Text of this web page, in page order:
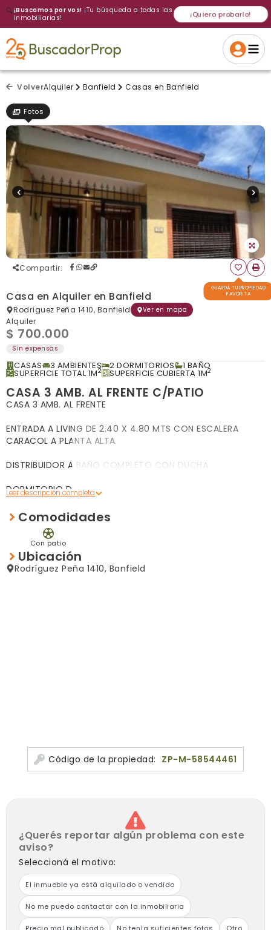
🔍¡Buscamos por vos! ¡Tu búsqueda a todas las
inmobiliarias!
¡Quiero probarlo!
Cancelar Si, eliminar
Gracias
Volver a intentar
VolverAlquiler Banfield Casas en Banfield
Fotos
Compartir:
GUARDÁ TU PROPIEDAD
FAVORITA
Casa en Alquiler en Banfield
Rodríguez Peña 1410, Banfield Ver en mapa
Alquiler
$ 700.000
Sin expensas
CASAS 3 AMBIENTES 2 DORMITORIOS 1 BAÑO
SUPERFICIE TOTAL 1M2 SUPERFICIE CUBIERTA 1M2
CASA 3 AMB. AL FRENTE C/PATIO
CASA 3 AMB. AL FRENTE
ENTRADA A LIVING DE 2.40 X 4.80 MTS CON ESCALERA
CARACOL A PLANTA ALTA
DISTRIBUIDOR A BAÑO COMPLETO CON DUCHA
DORMITORIO DE 3.15 X 3.60 MTS. AL FRENTE
COCINA-COMEDOR DE 5.70 X 2.80 MTS. CON BAJO Y
SOBRE MESADA DE MADERA (SIN ARTEFACTO DE COCINA)
PATIO DE 5.80 X 3.30 MTS. CON LAVADERO SEMICUBIERTO Y
TERMOTANQUE, ESCALERA DE ACCESO A TERRAZA.
Comodidades
Con patio
Ubicación
Rodríguez Peña 1410, Banfield
Código de la propiedad: ZP-M-58544461
¿Querés reportar algún problema con este
aviso?
Seleccioná el motivo:
El inmueble ya está alquilado o vendido
No me puedo contactar con la inmobiliaria